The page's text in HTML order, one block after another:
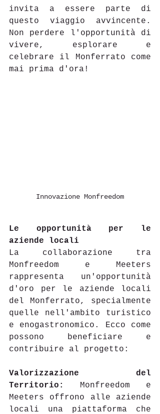
invita a essere parte di
questo viaggio avvincente.
Non perdere l'opportunità di
vivere, esplorare e
celebrare il Monferrato come
mai prima d'ora!
Innovazione Monfreedom
Le opportunità per le
aziende locali
La collaborazione tra
Monfreedom e Meeters
rappresenta un'opportunità
d'oro per le aziende locali
del Monferrato, specialmente
quelle nell'ambito turistico
e enogastronomico. Ecco come
possono beneficiare e
contribuire al progetto:
Valorizzazione del
Territorio:
Monfreedom e
Meeters offrono alle aziende
locali una piattaforma che